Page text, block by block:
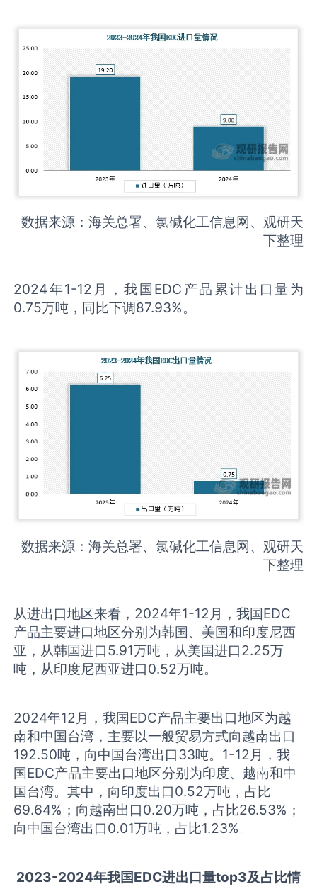
数据来源：海关总署、氯碱化工信息网、观研天
下整理
2024年1-12月，我国EDC产品累计出口量为
0.75万吨，同比下调87.93%。
数据来源：海关总署、氯碱化工信息网、观研天
下整理
从进出口地区来看，2024年1-12月，我国EDC
产品主要进口地区分别为韩国、美国和印度尼西
亚，从韩国进口5.91万吨，从美国进口2.25万
吨，从印度尼西亚进口0.52万吨。
2024年12月，我国EDC产品主要出口地区为越
南和中国台湾，主要以一般贸易方式向越南出口
192.50吨，向中国台湾出口33吨。1-12月，我
国EDC产品主要出口地区分别为印度、越南和中
国台湾。其中，向印度出口0.52万吨，占比
69.64%；向越南出口0.20万吨，占比26.53%；
向中国台湾出口0.01万吨，占比1.23%。
2023-2024年我国EDC进出口量top3及占比情